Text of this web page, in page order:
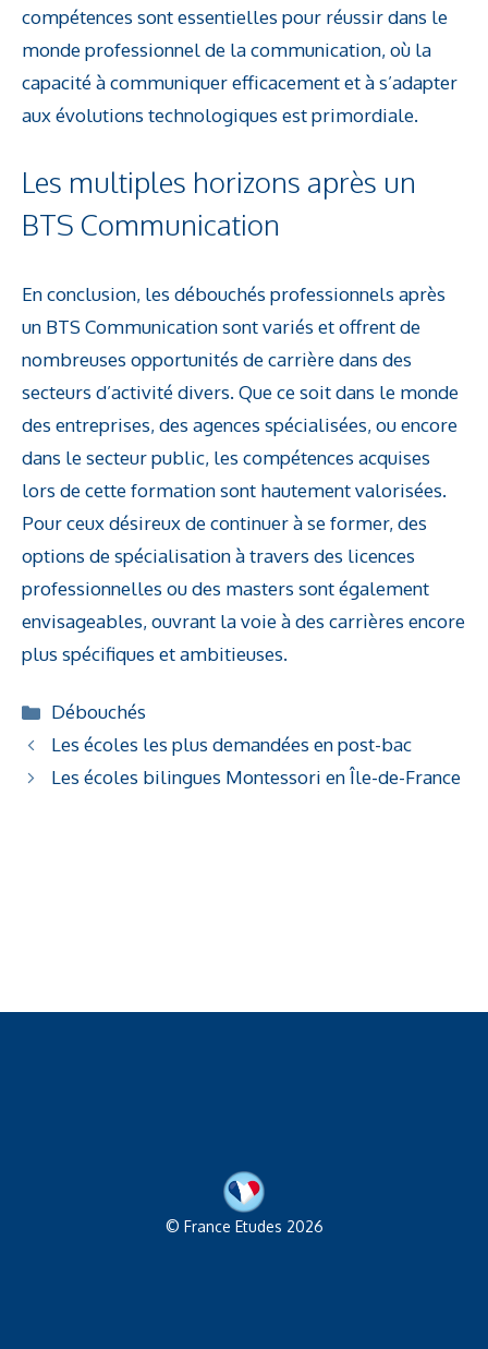
compétences sont essentielles pour réussir dans le
monde professionnel de la communication, où la
capacité à communiquer efficacement et à s’adapter
aux évolutions technologiques est primordiale.
Les multiples horizons après un
BTS Communication
En conclusion, les débouchés professionnels après
un BTS Communication sont variés et offrent de
nombreuses opportunités de carrière dans des
secteurs d’activité divers. Que ce soit dans le monde
des entreprises, des agences spécialisées, ou encore
dans le secteur public, les compétences acquises
lors de cette formation sont hautement valorisées.
Pour ceux désireux de continuer à se former, des
options de spécialisation à travers des licences
professionnelles ou des masters sont également
envisageables, ouvrant la voie à des carrières encore
plus spécifiques et ambitieuses.
Catégories
Débouchés
Les écoles les plus demandées en post-bac
Les écoles bilingues Montessori en Île-de-France
© France Etudes 2026